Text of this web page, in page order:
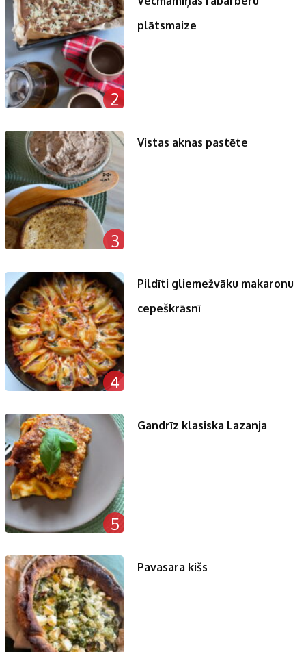
2
plātsmaize
3
Vistas aknas pastēte
4
Pildīti gliemežvāku makaronu
cepeškrāsnī
5
Gandrīz klasiska Lazanja
Pavasara kišs